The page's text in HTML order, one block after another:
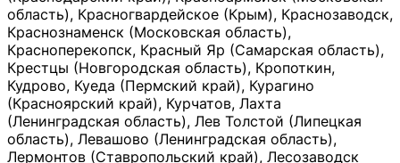
область), Красногвардейское (Крым), Краснозаводск,
Краснознаменск (Московская область),
Красноперекопск, Красный Яр (Самарская область),
Крестцы (Новгородская область), Кропоткин,
Кудрово, Куеда (Пермский край), Курагино
(Красноярский край), Курчатов, Лахта
(Ленинградская область), Лев Толстой (Липецкая
область), Левашово (Ленинградская область),
Лермонтов (Ставропольский край), Лесозаводск